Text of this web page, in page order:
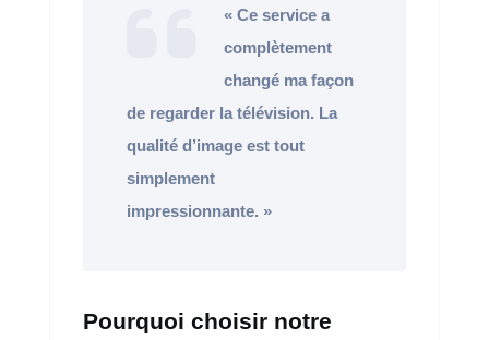
« Ce service a
complètement
changé ma façon
de regarder la télévision. La
qualité d’image est tout
simplement
impressionnante. »
Pourquoi choisir notre